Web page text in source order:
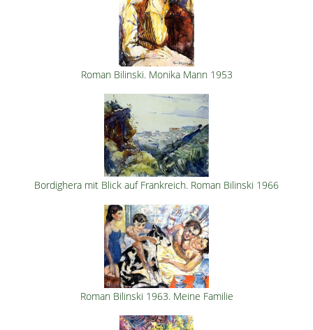
Roman Bilinski. Monika Mann 1953
Bordighera mit Blick auf Frankreich. Roman Bilinski 1966
Roman Bilinski 1963. Meine Familie